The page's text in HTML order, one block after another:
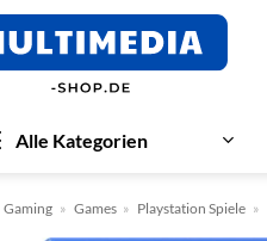
Alle Kategorien
Gaming » Games » Playstation Spiele »